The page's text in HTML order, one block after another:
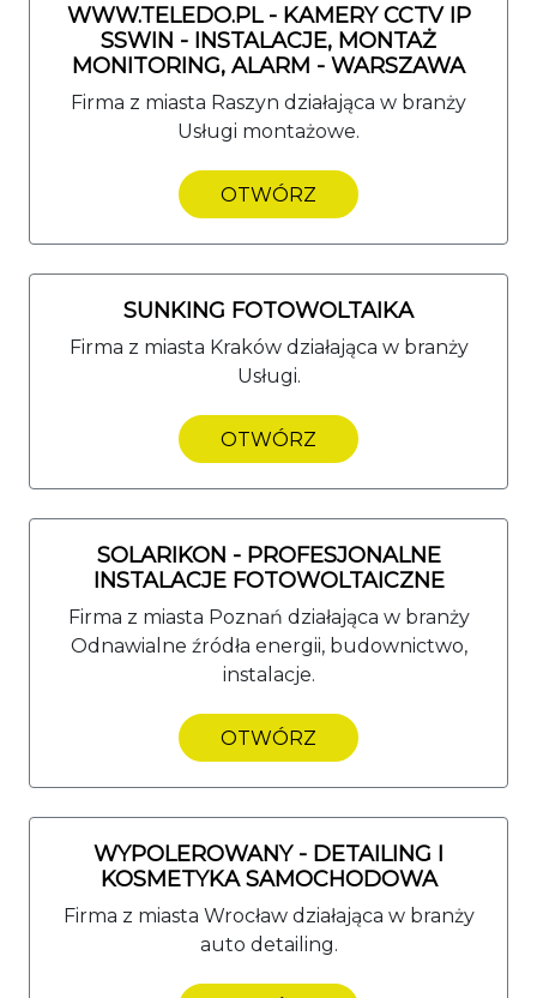
WWW.TELEDO.PL - KAMERY CCTV IP
SSWIN - INSTALACJE, MONTAŻ
MONITORING, ALARM - WARSZAWA
Firma z miasta Raszyn działająca w branży
Usługi montażowe.
OTWÓRZ
SUNKING FOTOWOLTAIKA
Firma z miasta Kraków działająca w branży
Usługi.
OTWÓRZ
SOLARIKON - PROFESJONALNE
INSTALACJE FOTOWOLTAICZNE
Firma z miasta Poznań działająca w branży
Odnawialne źródła energii, budownictwo,
instalacje.
OTWÓRZ
WYPOLEROWANY - DETAILING I
KOSMETYKA SAMOCHODOWA
Firma z miasta Wrocław działająca w branży
auto detailing.